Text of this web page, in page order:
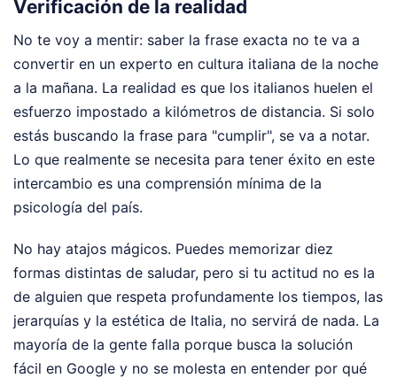
Verificación de la realidad
No te voy a mentir: saber la frase exacta no te va a
convertir en un experto en cultura italiana de la noche
a la mañana. La realidad es que los italianos huelen el
esfuerzo impostado a kilómetros de distancia. Si solo
estás buscando la frase para "cumplir", se va a notar.
Lo que realmente se necesita para tener éxito en este
intercambio es una comprensión mínima de la
psicología del país.
No hay atajos mágicos. Puedes memorizar diez
formas distintas de saludar, pero si tu actitud no es la
de alguien que respeta profundamente los tiempos, las
jerarquías y la estética de Italia, no servirá de nada. La
mayoría de la gente falla porque busca la solución
fácil en Google y no se molesta en entender por qué